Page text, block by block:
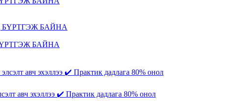
БАЙНА
авч эхэллээ ✔️ Практик дадлага 80% онол